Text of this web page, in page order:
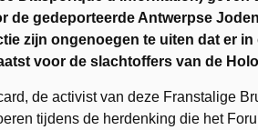
de gedeporteerde Antwerpse
zijn ongenoegen te uiten dat er
voor de slachtoffers van de
de activist van deze Franstalige
tijdens de herdenking die het